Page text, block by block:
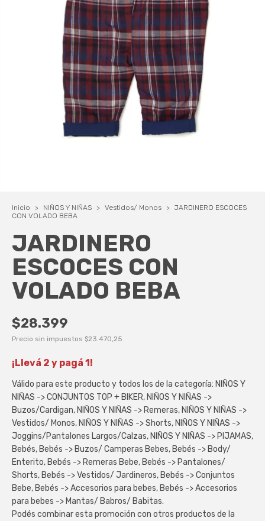
Inicio > NIÑOS Y NIÑAS > Vestidos/ Monos >
JARDINERO ESCOCES
CON VOLADO BEBA
JARDINERO
ESCOCES CON
VOLADO BEBA
$28.399
Precio sin impuestos $23.470,25
¡Llevá 2 y pagá 1!
Válido para este producto y todos los de la categoría: NIÑOS Y
NIÑAS -> CONJUNTOS TOP + BIKER, NIÑOS Y NIÑAS ->
Buzos/Cardigan, NIÑOS Y NIÑAS -> Remeras, NIÑOS Y NIÑAS ->
Vestidos/ Monos, NIÑOS Y NIÑAS -> Shorts, NIÑOS Y NIÑAS ->
Joggins/Pantalones Largos/Calzas, NIÑOS Y NIÑAS -> PIJAMAS,
Bebés, Bebés -> Buzos/ Camperas Bebes, Bebés -> Body/
Enterito, Bebés -> Remeras Bebe, Bebés -> Pantalones/
Shorts, Bebés -> Vestidos/ Jardineros, Bebés -> Conjuntos
Bebe, Bebés -> Accesorios para bebes, Bebés -> Accesorios
para bebes -> Mantas/ Babros/ Babitas.
Podés combinar esta promoción con otros productos de la